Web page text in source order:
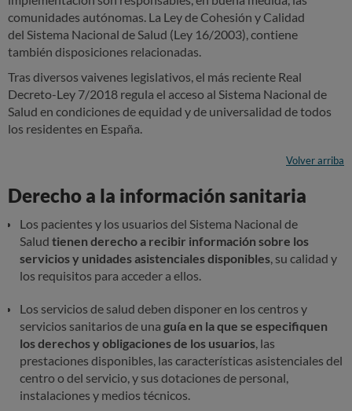
comunidades autónomas. La Ley de Cohesión y Calidad
del Sistema Nacional de Salud (Ley 16/2003), contiene
también disposiciones relacionadas.
Tras diversos vaivenes legislativos, el más reciente Real
Decreto-Ley 7/2018 regula el acceso al Sistema Nacional de
Salud en condiciones de equidad y de universalidad de todos
los residentes en España.
Volver arriba
Derecho a la información sanitaria
Los pacientes y los usuarios del Sistema Nacional de
Salud tienen derecho a recibir información sobre los
servicios y unidades asistenciales disponibles, su calidad y
los requisitos para acceder a ellos.
Los servicios de salud deben disponer en los centros y
servicios sanitarios de una guía en la que se especifiquen
los derechos y obligaciones de los usuarios, las
prestaciones disponibles, las características asistenciales del
centro o del servicio, y sus dotaciones de personal,
instalaciones y medios técnicos.